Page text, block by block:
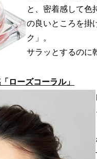
と、密着感して色
の良いところを掛
ク」。
サラッとするのに
ローズコーラル」